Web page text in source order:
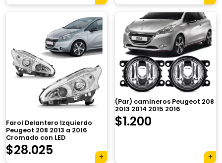
Farol Delantero Izquierdo
Peugeot 208 2013 a 2016
Cromado con LED
$28.025
(Par) camineros Peugeot 208
2013 2014 2015 2016
$1.200
×